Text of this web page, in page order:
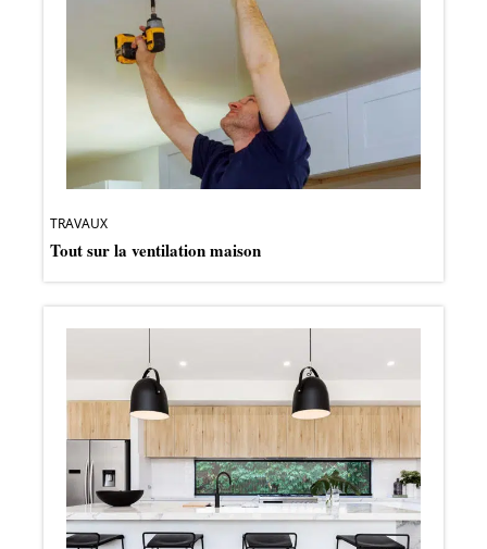
TRAVAUX
Tout sur la ventilation maison